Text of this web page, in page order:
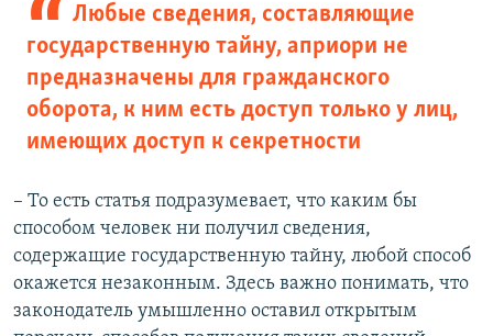
Любые сведения, составляющие
государственную тайну, априори не
предназначены для гражданского
оборота, к ним есть доступ только у лиц,
имеющих доступ к секретности
– То есть статья подразумевает, что каким бы
способом человек ни получил сведения,
содержащие государственную тайну, любой способ
окажется незаконным. Здесь важно понимать, что
законодатель умышленно оставил открытым